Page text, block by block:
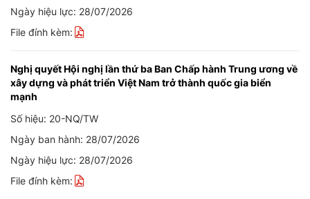
Ngày hiệu lực: 28/07/2026
File đính kèm:
Nghị quyết Hội nghị lần thứ ba Ban Chấp hành Trung ương về
xây dựng và phát triển Việt Nam trở thành quốc gia biển
mạnh
Số hiệu: 20-NQ/TW
Ngày ban hành: 28/07/2026
Ngày hiệu lực: 28/07/2026
File đính kèm: